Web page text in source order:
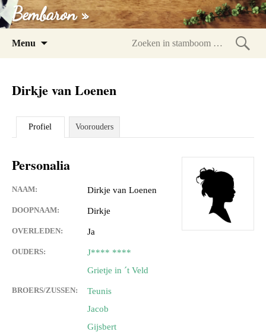
Bembaron »
Menu
Dirkje van Loenen
Profiel Voorouders
Personalia
NAAM: Dirkje van Loenen
DOOPNAAM: Dirkje
OVERLEDEN: Ja
OUDERS:
J**** ****
Grietje in ´t Veld
BROERS/ZUSSEN:
Teunis
Jacob
Gijsbert